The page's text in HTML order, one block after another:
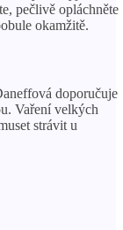
pečlivě opláchněte
okamžitě.
doporučuje
Vaření velkých
strávit u